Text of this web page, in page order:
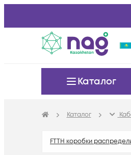
Каталог
Каталог
FTTH коробки